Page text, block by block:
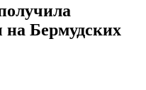
Бермудских